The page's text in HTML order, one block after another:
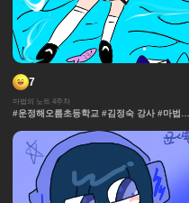
7
마법의 노트 4주차
#운정해오름초등학교 #김정숙 강사 #마법의
콘티 #날씨 #캐릭터 #아이돌 #액션 #컷만화
#창작 디자인 #마법 #노트 #채색기법 #연출
#무대